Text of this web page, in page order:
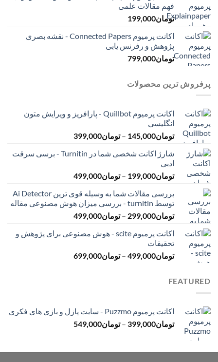
فهم مقالات علمی
تومان199,000
اکانت پرمیوم Connected Papers - نقشه بصری
پژوهش و رفرنس یابی
تومان799,000
پرفروش ترین محصولات
اکانت پرمیوم Quillbot - پارافریز و ویرایش متون
انگلیسی
تومان145,000
– تومان399,000
تومان145,000
تومان399,000
شارژ اکانت شخصی شما در Turnitin - برسی سرقت
ادبی
تومان199,000
– تومان499,000محدوده
تومان199,000
تا
تومان499,000
بررسی مقالات شما به وسیله قوی ترین Ai Detector
توسط turnitin - بررسی میزان هوش مصنوعی مقاله
تومان299,000
– تومان499,000محدوده
تومان299,000
تومان499,000
اکانت پرمیوم scite - هوش مصنوعی برای پژوهش و
تحقیقات
تومان499,000
– تومان699,000محدوده
FEATURED
اکانت پرمیوم Puzzmo - سایت پازل و بازی های فکری
تومان399,000
– تومان549,000
تا